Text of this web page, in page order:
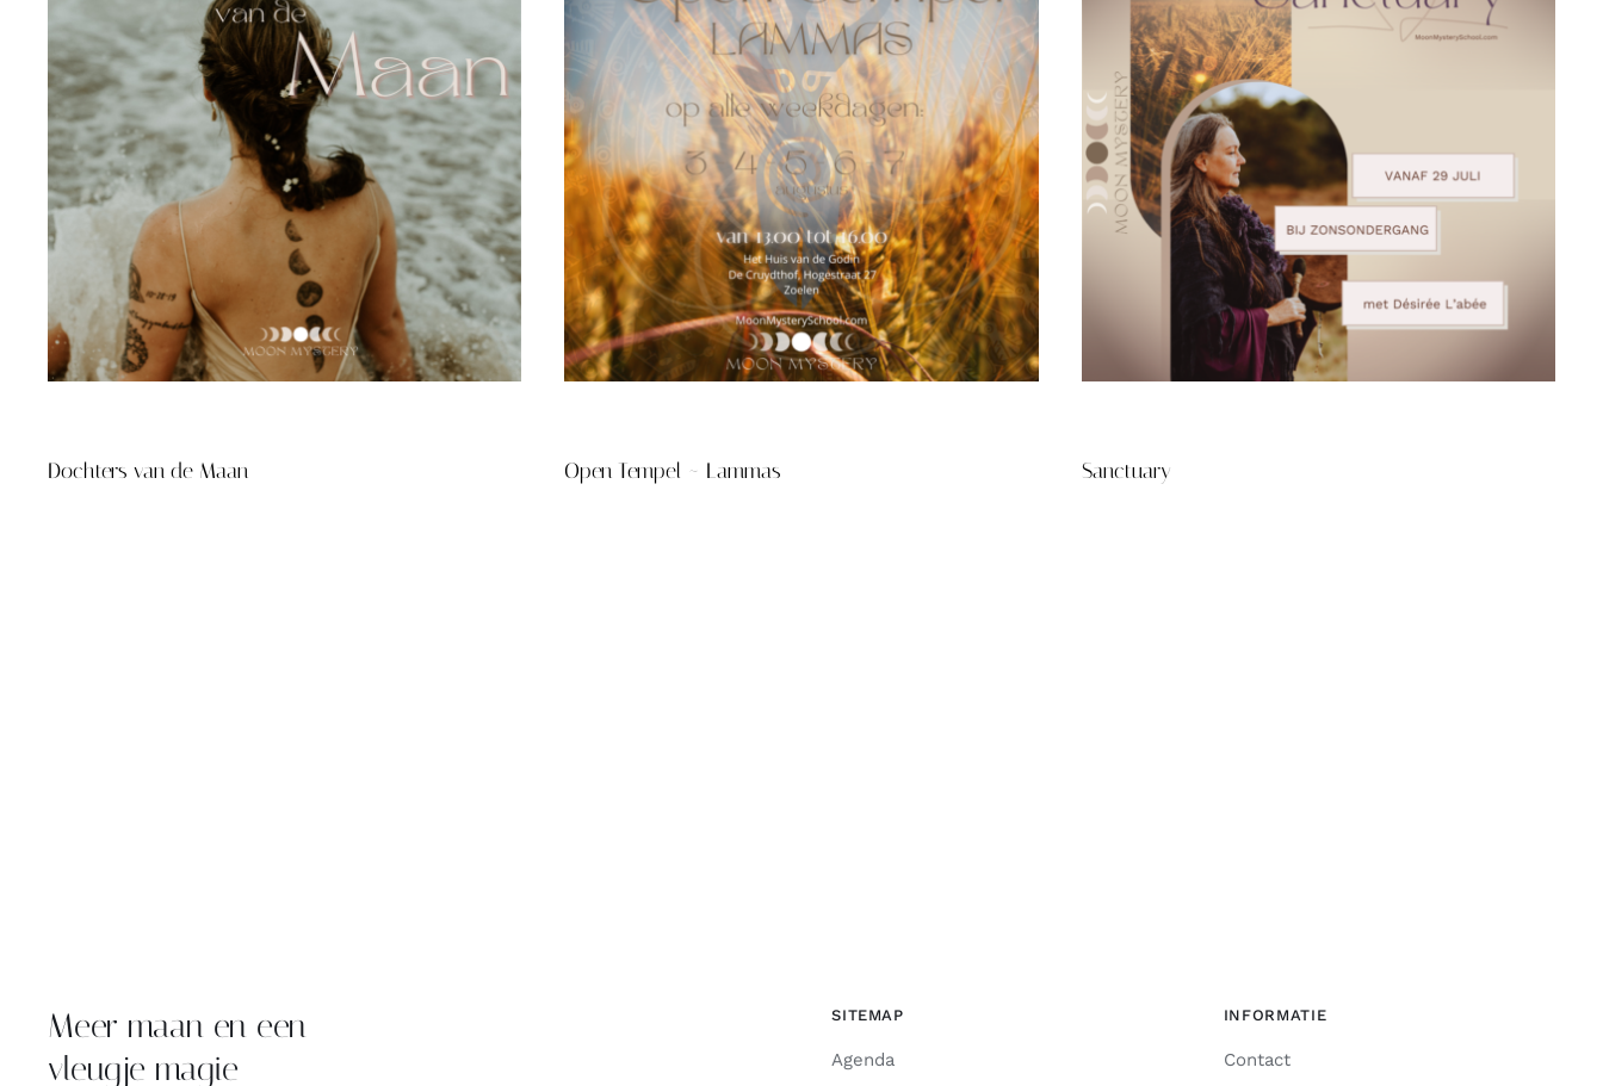
Dochters van de Maan Open Tempel ~ Lammas Sanctuary
Meer maan en een
vleugje magie
SITEMAP
Agenda
INFORMATIE
Contact